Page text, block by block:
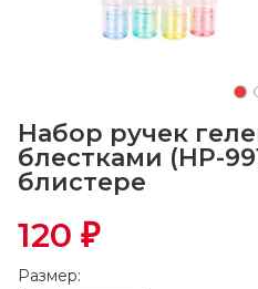
Набор ручек
блестками (НР-
блистере
120 ₽
Размер: